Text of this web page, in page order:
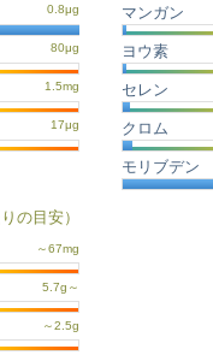
マンガン
ヨウ素
セレン
クロム
モリブデン
の目安）